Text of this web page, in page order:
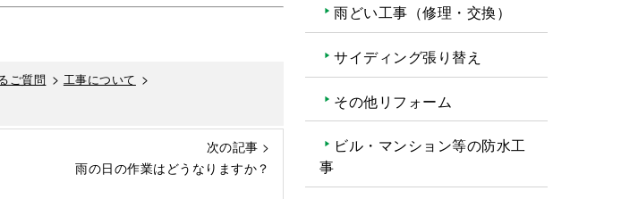
ご質問 > 工事について >
次の記事 >
雨の日の作業はどうなりますか？
雨どい工事（修理・交換）
サイディング張り替え
その他リフォーム
ビル・マンション等の防水工
事